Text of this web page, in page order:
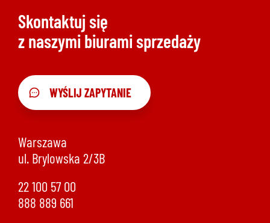
Skontaktuj się
z naszymi biurami sprzedaży
WYŚLIJ ZAPYTANIE
Warszawa
ul. Brylowska 2/3B
22 100 57 00
888 889 661